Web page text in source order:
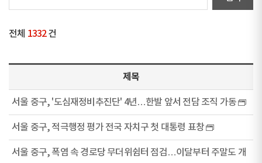
전체 1332건
제목
서울 중구, '도심재정비추진단' 4년…한발 앞서 전담 조직 가동
서울 중구, 적극행정 평가 전국 자치구 첫 대통령 표창
서울 중구, 폭염 속 경로당 무더위쉼터 점검…이달부터 주말도 개